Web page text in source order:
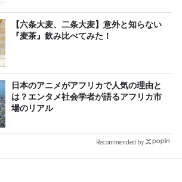
【六条大麦、二条大麦】意外と知らない
『麦茶』飲み比べてみた！
日本のアニメがアフリカで人気の理由と
は？エンタメ社会学者が語るアフリカ市
場のリアル
Recommended by